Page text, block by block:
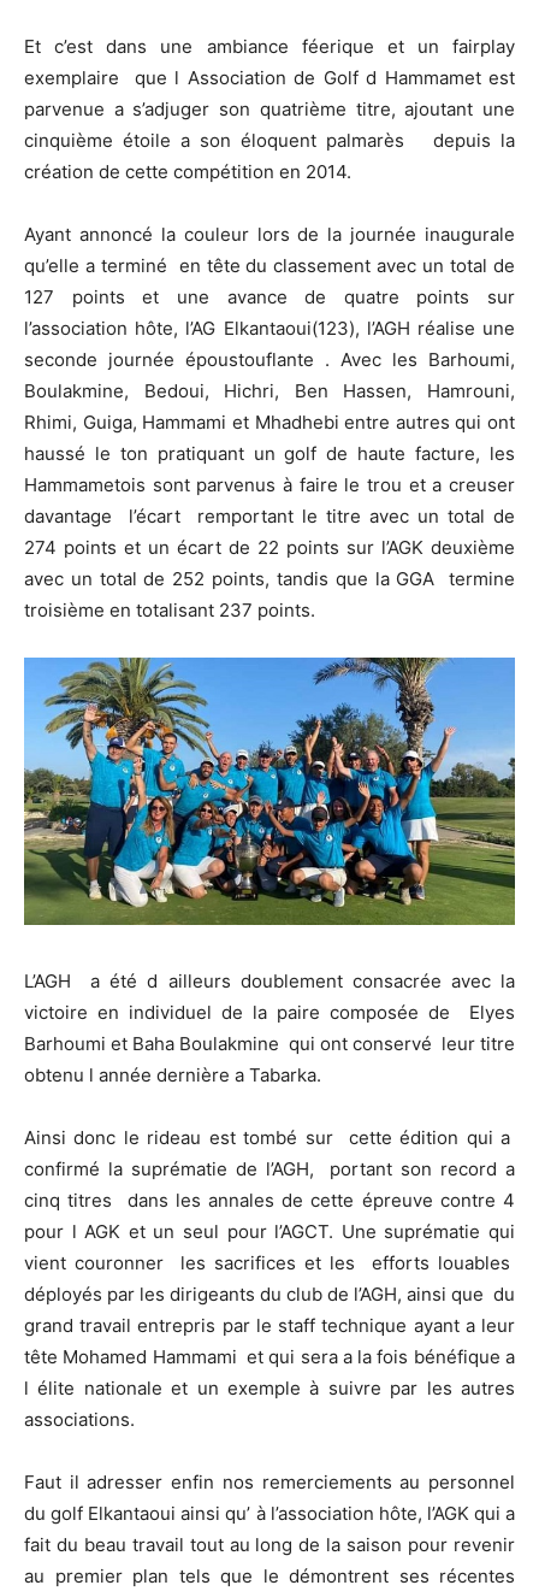
Et c’est dans une ambiance féerique et un fairplay
exemplaire que l Association de Golf d Hammamet est
parvenue a s’adjuger son quatrième titre, ajoutant une
cinquième étoile a son éloquent palmarès depuis la
création de cette compétition en 2014.
Ayant annoncé la couleur lors de la journée inaugurale
qu’elle a terminé en tête du classement avec un total de
127 points et une avance de quatre points sur
l’association hôte, l’AG Elkantaoui(123), l’AGH réalise une
seconde journée époustouflante . Avec les Barhoumi,
Boulakmine, Bedoui, Hichri, Ben Hassen, Hamrouni,
Rhimi, Guiga, Hammami et Mhadhebi entre autres qui ont
haussé le ton pratiquant un golf de haute facture, les
Hammametois sont parvenus à faire le trou et a creuser
davantage l’écart remportant le titre avec un total de
274 points et un écart de 22 points sur l’AGK deuxième
avec un total de 252 points, tandis que la GGA termine
troisième en totalisant 237 points.
L’AGH a été d ailleurs doublement consacrée avec la
victoire en individuel de la paire composée de Elyes
Barhoumi et Baha Boulakmine qui ont conservé leur titre
obtenu l année dernière a Tabarka.
Ainsi donc le rideau est tombé sur cette édition qui a
confirmé la suprématie de l’AGH, portant son record a
cinq titres dans les annales de cette épreuve contre 4
pour l AGK et un seul pour l’AGCT. Une suprématie qui
vient couronner les sacrifices et les efforts louables
déployés par les dirigeants du club de l’AGH, ainsi que du
grand travail entrepris par le staff technique ayant a leur
tête Mohamed Hammami et qui sera a la fois bénéfique a
l élite nationale et un exemple à suivre par les autres
associations.
Faut il adresser enfin nos remerciements au personnel
du golf Elkantaoui ainsi qu’ à l’association hôte, l’AGK qui a
fait du beau travail tout au long de la saison pour revenir
au premier plan tels que le démontrent ses récentes